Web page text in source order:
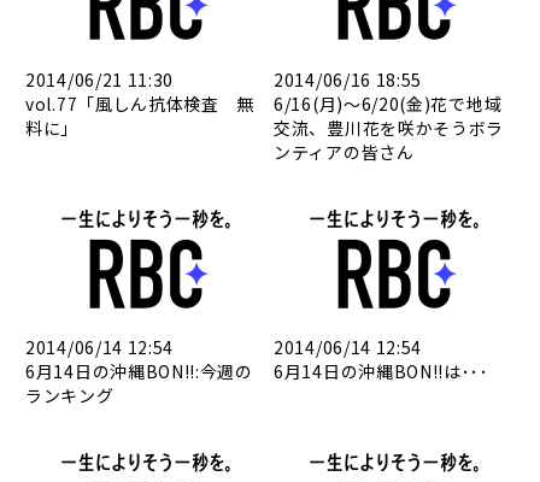
2014/06/21 11:30
vol.77「風しん抗体検査 無
料に」
2014/06/16 18:55
6/16(月)～6/20(金)花で地域
交流、豊川花を咲かそうボラ
ンティアの皆さん
2014/06/14 12:54
6月14日の沖縄BON!!:今週の
ランキング
2014/06/14 12:54
6月14日の沖縄BON!!は･･･